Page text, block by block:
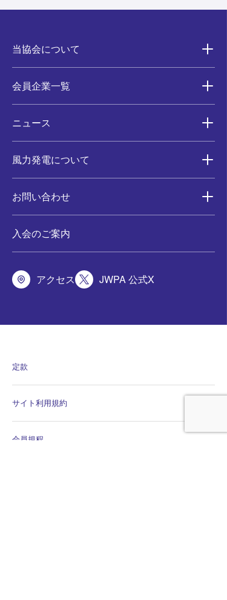
当協会について
会員企業一覧
ニュース
風力発電について
お問い合わせ
入会のご案内
アクセス JWPA 公式X
定款
サイト利用規約
会員規程